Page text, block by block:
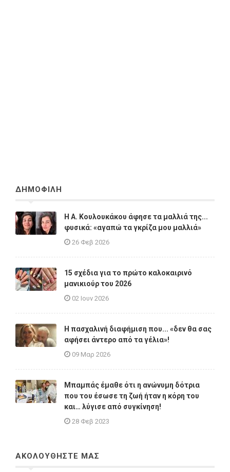
ΔΗΜΟΦΙΛΗ
Η A. Κουλουκάκου άφησε τα μαλλιά της...
φυσικά: «αγαπώ τα γκρίζα μου μαλλιά»
26 Φεβ 2026
15 σχέδια για το πρώτο καλοκαιρινό
μανικιούρ του 2026
02 Ιουν 2026
Η πασχαλινή διαφήμιση που... «δεν θα σας
αφήσει άντερο από τα γέλια»!
09 Μαρ 2026
Μπαμπάς έμαθε ότι η ανώνυμη δότρια
που του έσωσε τη ζωή ήταν η κόρη του
και… λύγισε από συγκίνηση!
28 Φεβ 2023
ΑΚΟΛΟΥΘΗΣΤΕ ΜΑΣ